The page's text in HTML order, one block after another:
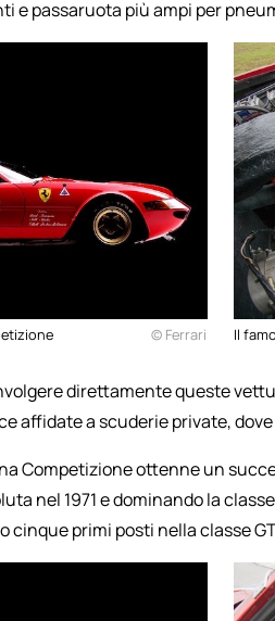
e passaruota più ampi per
© Ferrari Il
direttamente queste
affidate a scuderie private,
Competizione ottenne un
nel 1971 e dominando la
cinque primi posti nella classe